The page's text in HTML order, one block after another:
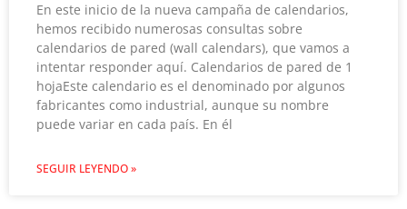
En este inicio de la nueva campaña de calendarios,
hemos recibido numerosas consultas sobre
calendarios de pared (wall calendars), que vamos a
intentar responder aquí. Calendarios de pared de 1
hojaEste calendario es el denominado por algunos
fabricantes como industrial, aunque su nombre
puede variar en cada país. En él
SEGUIR LEYENDO »